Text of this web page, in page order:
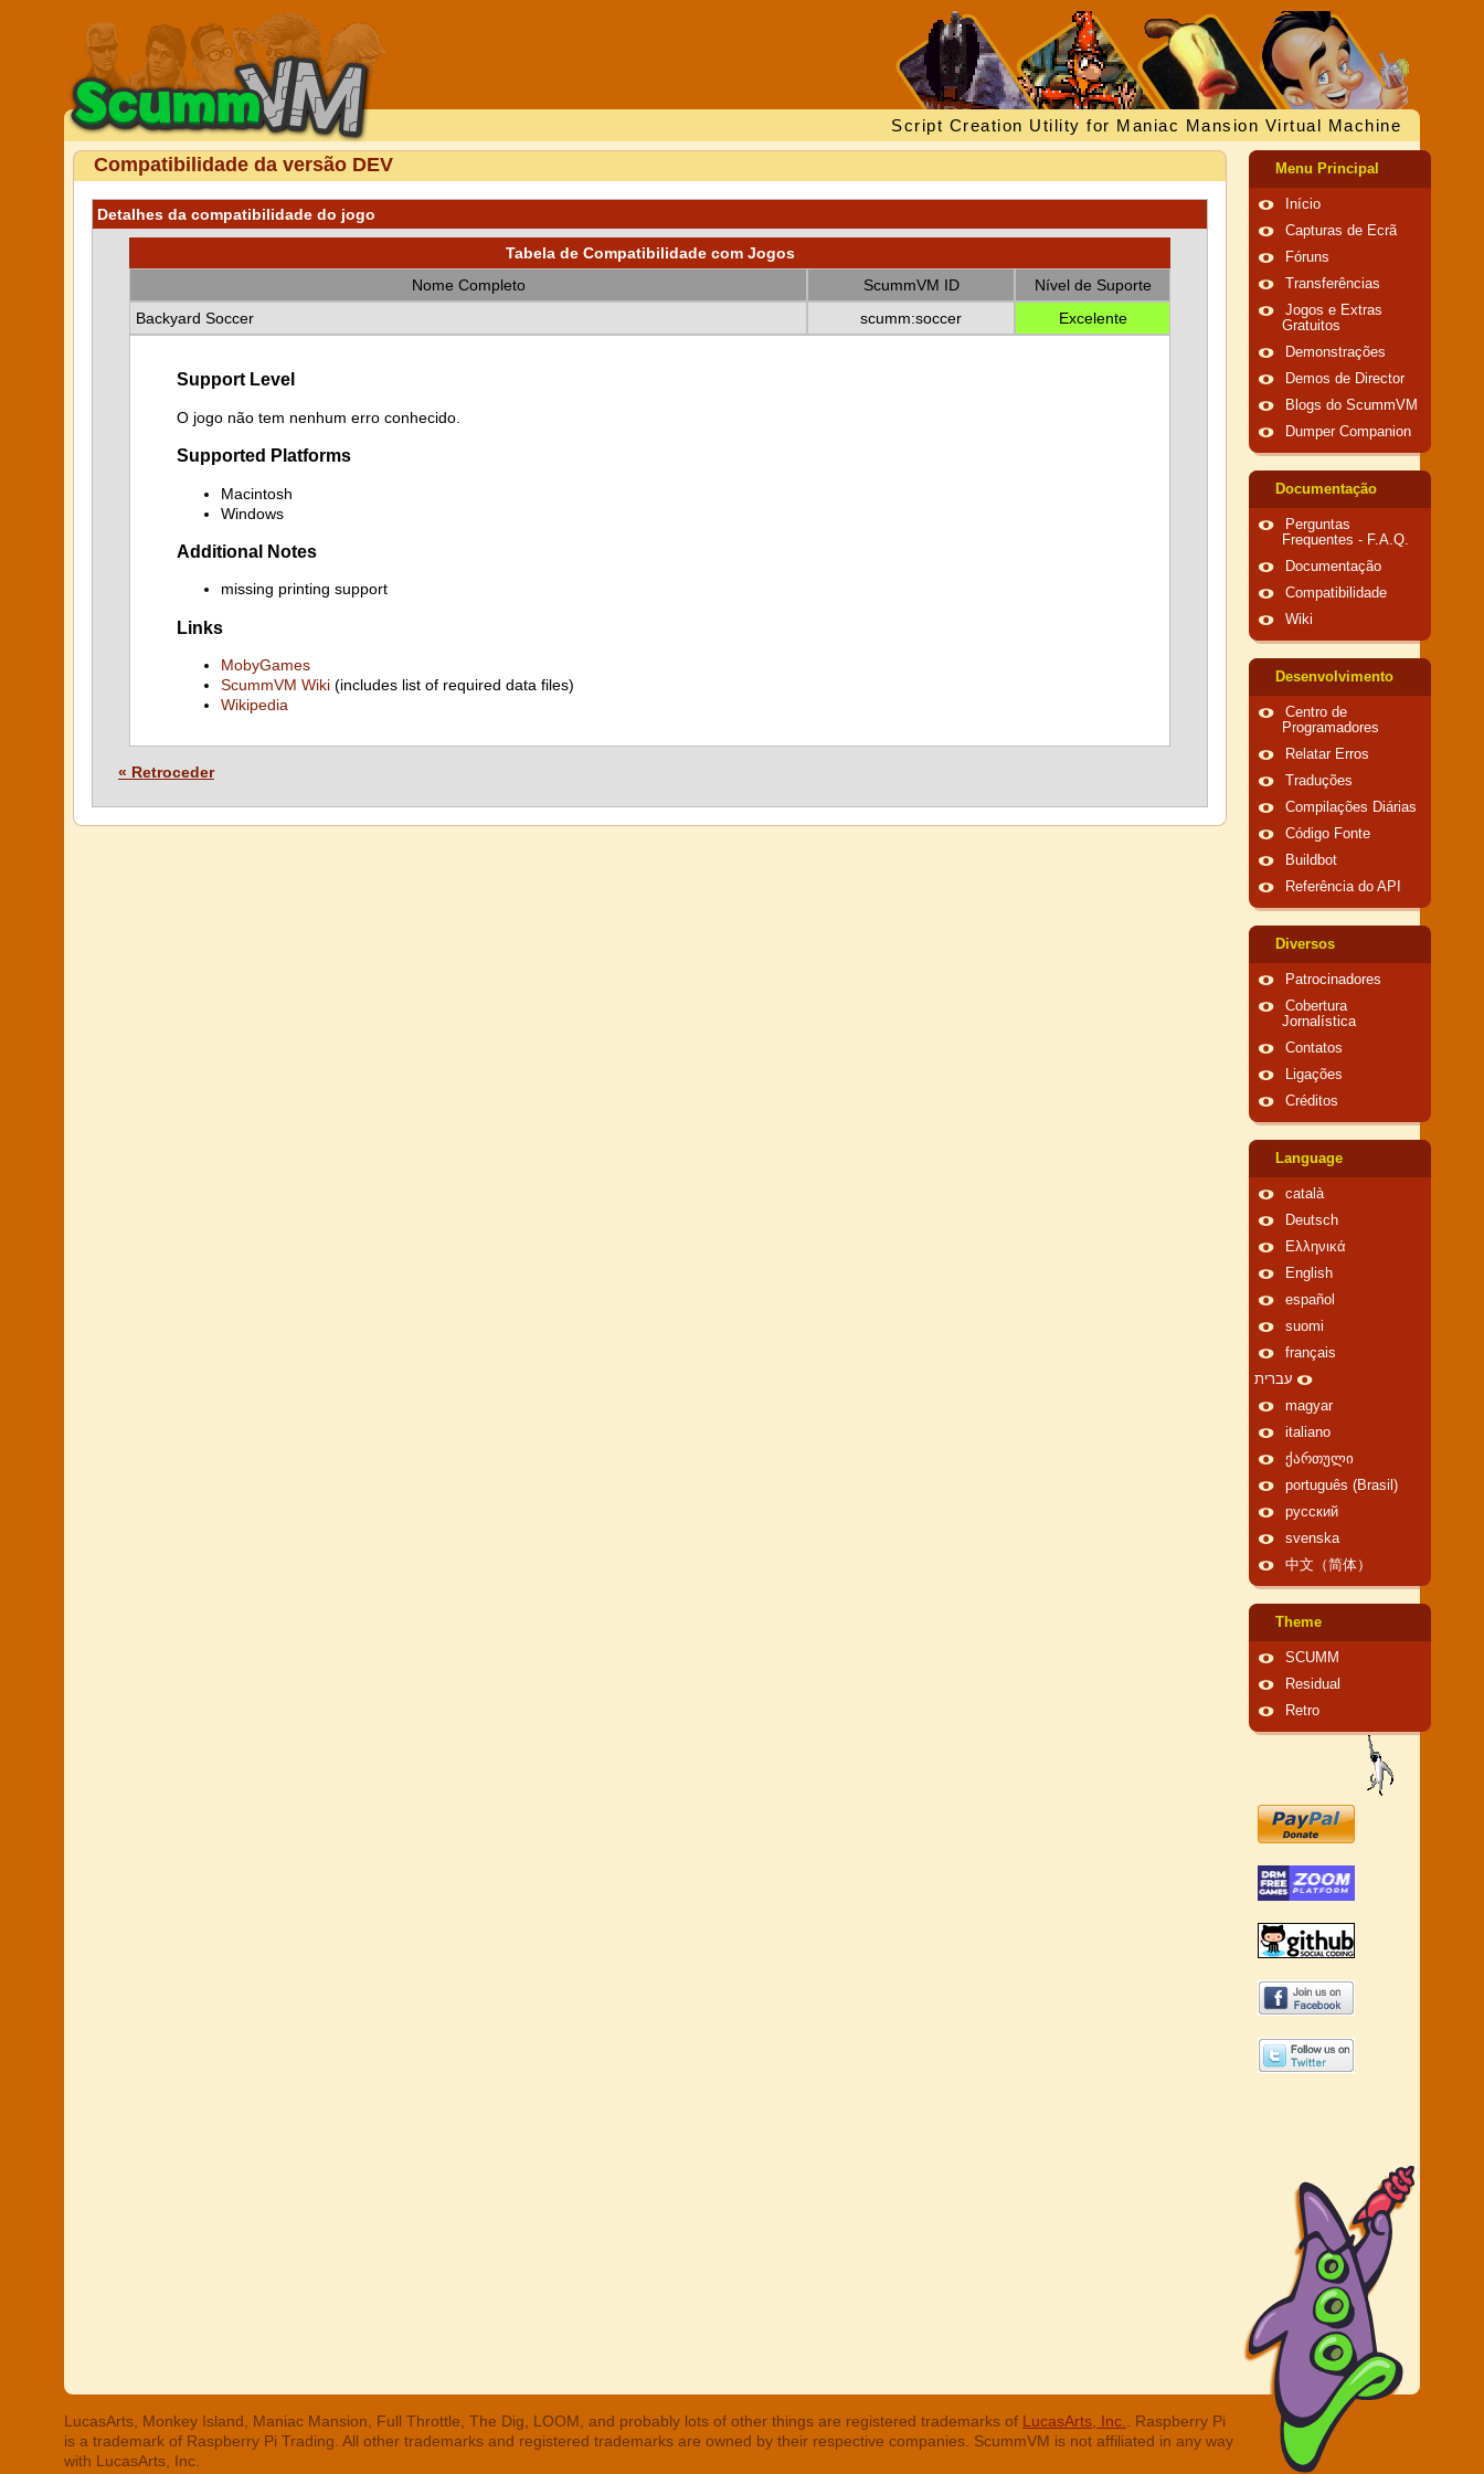
Script Creation Utility for Maniac Mansion Virtual Machine
Compatibilidade da versão DEV
Detalhes da compatibilidade do jogo
Tabela de Compatibilidade com Jogos
Nome Completo
ScummVM ID
Nível de Suporte
Backyard Soccer
scumm:soccer Excelente
Support Level
O jogo não tem nenhum erro conhecido.
Supported Platforms
Macintosh
Windows
Additional Notes
missing printing support
Links
MobyGames
ScummVM Wiki (includes list of required data files)
Wikipedia
« Retroceder
Menu Principal
Início
Capturas de Ecrã
Fóruns
Transferências
Jogos e Extras
Gratuitos
Demonstrações
Demos de Director
Blogs do ScummVM
Dumper Companion
Documentação
Perguntas
Frequentes - F.A.Q.
Documentação
Compatibilidade
Wiki
Desenvolvimento
Centro de
Programadores
Relatar Erros
Traduções
Compilações Diárias
Código Fonte
Buildbot
Referência do API
Diversos
Patrocinadores
Cobertura
Jornalística
Contatos
Ligações
Créditos
Language
català
Deutsch
Ελληνικά
English
español
suomi
français
עברית
magyar
italiano
ქართული
português (Brasil)
русский
svenska
中文（简体）
Theme
SCUMM
Residual
Retro
LucasArts, Monkey Island, Maniac Mansion, Full Throttle, The Dig, LOOM, and probably lots of other things are registered trademarks of LucasArts, Inc.
. Raspberry Pi
is a trademark of Raspberry Pi Trading. All other trademarks and registered trademarks are owned by their respective companies. ScummVM is not affiliated in any way
with LucasArts, Inc.